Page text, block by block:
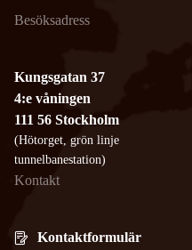
Besöksadress
Kungsgatan 37
4:e våningen
111 56 Stockholm
(Hötorget, grön linje
tunnelbanestation)
Kontakt
Kontaktformulär